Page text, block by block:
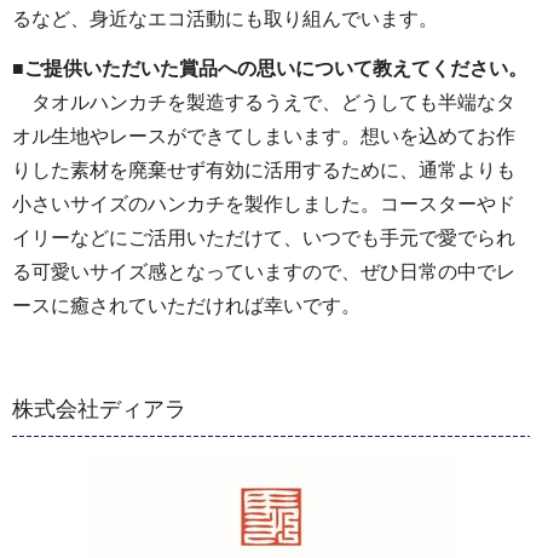
るなど、身近なエコ活動にも取り組んでいます。
■ご提供いただいた賞品への思いについて教えてください。
タオルハンカチを製造するうえで、どうしても半端なタ
オル生地やレースができてしまいます。想いを込めてお作
りした素材を廃棄せず有効に活用するために、通常よりも
小さいサイズのハンカチを製作しました。コースターやド
イリーなどにご活用いただけて、いつでも手元で愛でられ
る可愛いサイズ感となっていますので、ぜひ日常の中でレ
ースに癒されていただければ幸いです。
株式会社ディアラ